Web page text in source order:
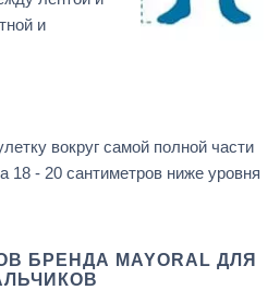
и
вокруг самой полной части
18 - 20 сантиметров ниже уровня
БРЕНДА MAYORAL ДЛЯ